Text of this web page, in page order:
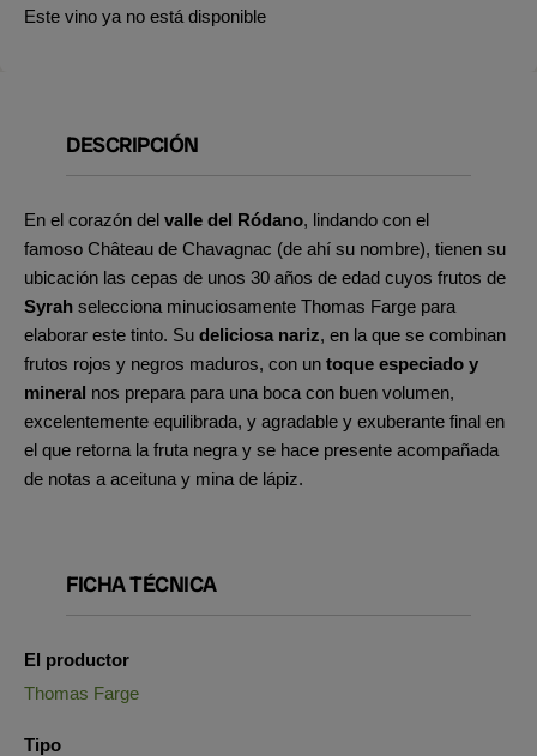
Este vino ya no está disponible
DESCRIPCIÓN
En el corazón del valle del Ródano, lindando con el
famoso Château de Chavagnac (de ahí su nombre), tienen su
ubicación las cepas de unos 30 años de edad cuyos frutos de
Syrah selecciona minuciosamente Thomas Farge para
elaborar este tinto. Su deliciosa nariz, en la que se combinan
frutos rojos y negros maduros, con un toque especiado y
mineral nos prepara para una boca con buen volumen,
excelentemente equilibrada, y agradable y exuberante final en
el que retorna la fruta negra y se hace presente acompañada
de notas a aceituna y mina de lápiz.
FICHA TÉCNICA
El productor
Thomas Farge
Tipo